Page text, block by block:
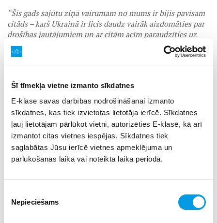
Šī tīmekļa vietne izmanto sīkdatnes
E-klase savas darbības nodrošināšanai izmanto
sīkdatnes, kas tiek izvietotas lietotāja ierīcē. Sīkdatnes
ļauj lietotājam pārlūkot vietni, autorizēties E-klasē, kā arī
izmantot citas vietnes iespējas. Sīkdatnes tiek
saglabātas Jūsu ierīcē vietnes apmeklējuma un
pārlūkošanas laikā vai noteiktā laika periodā.
izvēle
Nepieciešams
“Šis gads sajūtu ziņā vairumam no mums ir bijis pavisam
citāds – karš Ukrainā ir licis daudz vairāk aizdomāties par
drošības jautājumiem un ar citām acīm paraudzīties uz
lietām, ko līdz šim uzskatījām par pašsaprotamām – tai
skaitā laiku, ko pavadām kopā ar saviem bērniem un
citiem tuvajiem cilvēkiem. Mūsu ikgadējā Ziemassvētku
gan lieliem, gan maziem un palīdz pateikt vārdus, kuriem
citādi var neatrasties laika. Tādējādi apliecinām mīļam
cilvēkam – tu esi man svarīgs. Un tā ir liela dāvana,”
uzsver organizācijas “Centrs Dardedze” valdes locekle
Agnese Sladzevska.
Ziemassvētku vecīša vēstuli iespējams pasūtīt “Centrs
Dardedze”mājaslapā: vispirms jāizvēlas vēstuļpapīra
un tad jāveic brīvi izvēlēts ziedojums organizācijas
pieņemti līdz 11. decembrim, lai īpašā vēstule adresātu pa